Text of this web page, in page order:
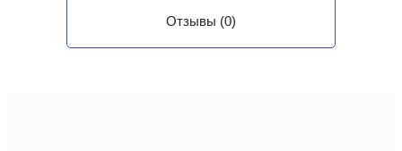
Отзывы (0)